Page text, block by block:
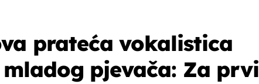
prateća vokalistica
pjevača: Za prvi